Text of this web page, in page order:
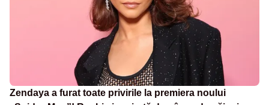
Zendaya a furat toate privirile la premiera noului